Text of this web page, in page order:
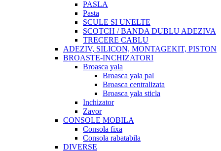
PASLA
Pasta
SCULE SI UNELTE
SCOTCH / BANDA DUBLU ADEZIVA
TRECERE CABLU
ADEZIV, SILICON, MONTAGEKIT, PISTON
BROASTE-INCHIZATORI
Broasca yala
Broasca yala pal
Broasca centralizata
Broasca yala sticla
Inchizator
Zavor
CONSOLE MOBILA
Consola fixa
Consola rabatabila
DIVERSE